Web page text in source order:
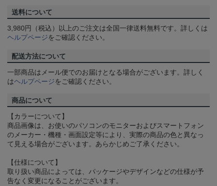
送料について
3,980円（税込）以上のご注文は全国一律送料無料です。詳しくは
ヘルプページをご確認ください。
配送方法について
一部商品はメール便でのお届けとなる場合がございます。詳しく
はヘルプページをご確認ください。
商品について
【カラーについて】
商品画像は、お使いのパソコンのモニターおよびスマートフォン
のメーカー・機種・画面設定等により、実際の商品の色と異なっ
て見える場合がございます。あらかじめご了承ください。
【仕様について】
取り扱い商品によっては、パッケージやデザインなどの仕様が予
告なく変更になることがございます。